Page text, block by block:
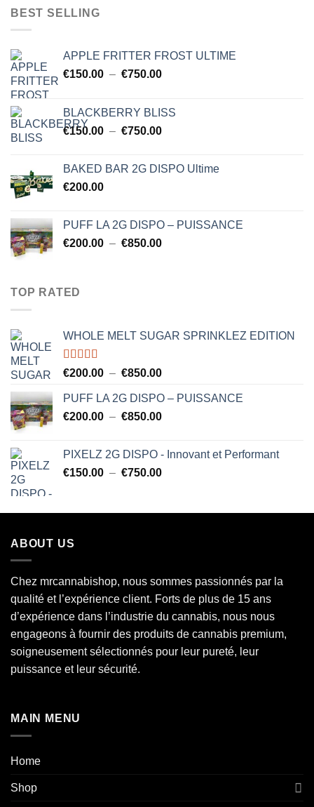
BEST SELLING
APPLE FRITTER FROST ULTIME
€150.00 – €750.00Plage
€150.00
à
BLACKBERRY BLISS
€150.00 – €750.00Plage
€150.00
BAKED BAR 2G DISPO Ultime
€200.00
PUFF LA 2G DISPO – PUISSANCE
€200.00 – €850.00Plage
TOP RATED
WHOLE MELT SUGAR SPRINKLEZ EDITION
Note5.00
€200.00 – €850.00Plage
prix :
€200.00
PUFF LA 2G DISPO – PUISSANCE
€200.00 – €850.00Plage
€200.00
à
PIXELZ 2G DISPO - Innovant et Performant
€150.00 – €750.00Plage
€150.00
ABOUT US
Chez mrcannabishop, nous sommes passionnés par la
qualité et l’expérience client. Forts de plus de 15 ans
d’expérience dans l’industrie du cannabis, nous nous
engageons à fournir des produits de cannabis premium,
soigneusement sélectionnés pour leur pureté, leur
puissance et leur sécurité.
MAIN MENU
Home
Shop